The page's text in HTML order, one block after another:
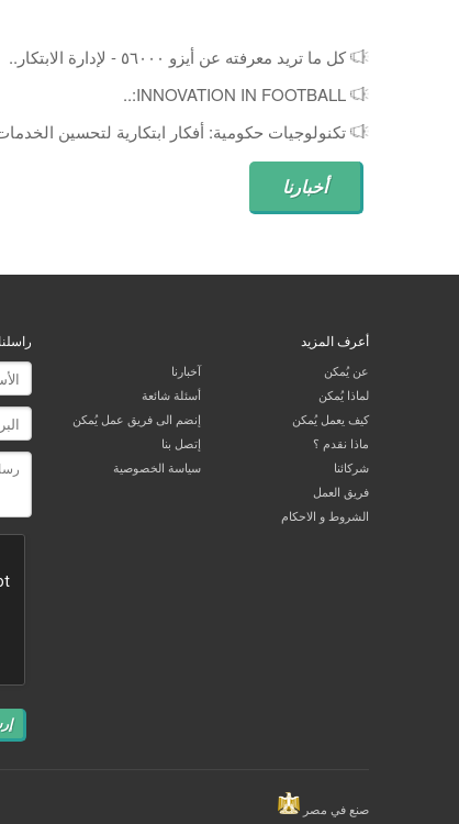
كل ما تريد معرفته عن أيزو ٥٦٠٠٠ - لإدارة الابتكار..
INNOVATION IN FOOTBALL:..
تكنولوجيات حكومية: أفكار ابتكارية لتحسين
أخبارنا
أعرف المزيد
عن يُمكن
لماذا يُمكن
كيف يعمل يُمكن
ماذا نقدم ؟
شركائنا
فريق العمل
الشروط و الاحكام
آخبارنا
أسئلة شائعة
إنضم الى فريق عمل يُمكن
إتصل بنا
سياسة الخصوصية
راسلنا
صنع في مصر